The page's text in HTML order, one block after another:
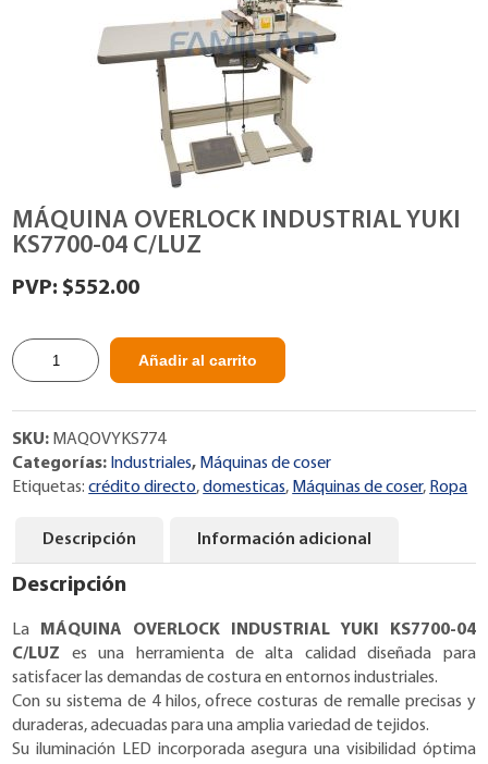
MÁQUINA OVERLOCK INDUSTRIAL YUKI
KS7700-04 C/LUZ
$552.00
MÁQUINA
OVERLOCK
KS7700-
04
C/LUZ
Añadir al carrito
SKU: MAQOVYKS774
Categorías: Industriales, Máquinas de coser
Etiquetas:crédito directo,domesticas, Máquinas de coser, Ropa
Descripción Información adicional
Descripción
La MÁQUINA OVERLOCK INDUSTRIAL YUKI KS7700-04
C/LUZ es una herramienta de alta calidad diseñada para
satisfacer las demandas de costura en entornos industriales.
Con su sistema de 4 hilos, ofrece costuras de remalle precisas y
duraderas, adecuadas para una amplia variedad de tejidos.
Su iluminación LED incorporada asegura una visibilidad óptima